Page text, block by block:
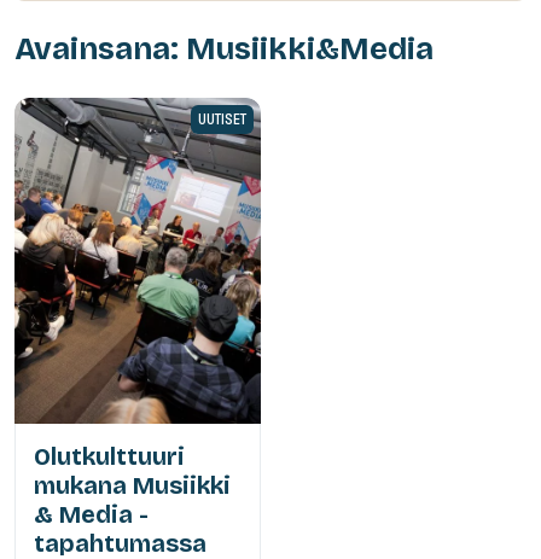
Avainsana: Musiikki&Media
UUTISET
Olutkulttuuri
mukana Musiikki
& Media -
tapahtumassa